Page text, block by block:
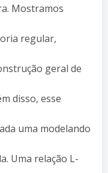
Mostramos
regular,
geral de
disso, esse
uma modelando
Uma relação L-